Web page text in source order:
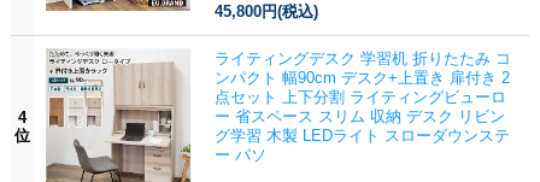
45,800円(税込)
4
位
ライティングデスク 学習机 折りたたみ コ
ンパクト 幅90cm デスク+上置き 扉付き 2
点セット 上下分割 ライティングビューロ
ー 省スペース スリム 収納 デスク リビン
グ学習 木製 LEDライト スローダウンステ
ー パソ